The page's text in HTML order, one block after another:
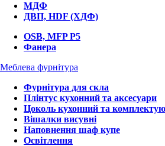
МДФ
ДВП, HDF (ХДФ)
OSB, MFP P5
Фанера
Меблева фурнітура
Фурнітура для скла
Плінтус кухонний та аксесуари
Цоколь кухонний та
Вішалки висувні
Наповнення шаф купе
Освітлення